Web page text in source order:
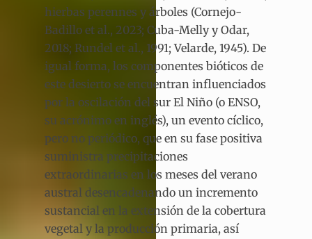
hierbas perennes y árboles (Cornejo-
Badillo et al., 2023; Cuba-Melly y Odar,
2018; Rundel et al., 1991; Velarde, 1945). De
igual forma, los componentes bióticos de
este desierto se encuentran influenciados
por la oscilación del sur El Niño (o ENSO,
su acrónimo en inglés), un evento cíclico,
pero no periódico, que en su fase positiva
suministra precipitaciones
extraordinarias en los meses del verano
austral desencadenando un incremento
sustancial en la extensión de la cobertura
vegetal y la producción primaria, así